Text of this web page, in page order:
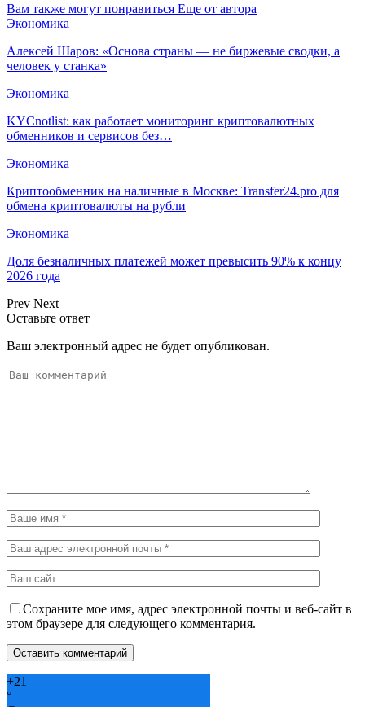
Вам также могут понравиться Еще от автора
Экономика
Алексей Шаров: «Основа страны — не биржевые сводки, а
человек у станка»
Экономика
KYCnotlist: как работает мониторинг криптовалютных
обменников и сервисов без…
Экономика
Криптообменник на наличные в Москве: Transfer24.pro для
обмена криптовалюты на рубли
Экономика
Доля безналичных платежей может превысить 90% к концу
2026 года
Prev Next
Оставьте ответ
Ваш электронный адрес не будет опубликован.
Сохраните мое имя, адрес электронной почты и веб-сайт в
этом браузере для следующего комментария.
+21
°